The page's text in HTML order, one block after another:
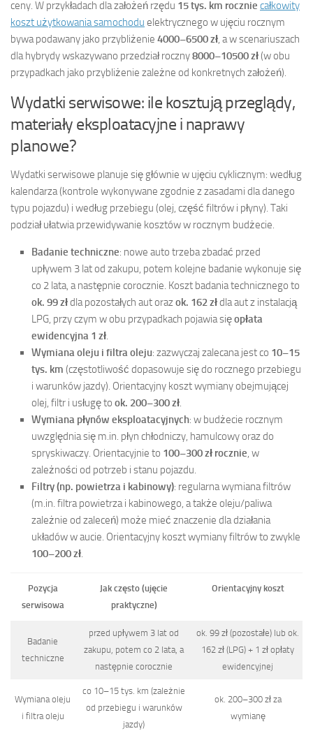
ceny. W przykładach dla założeń rzędu 15 tys. km rocznie całkowity
koszt użytkowania samochodu elektrycznego w ujęciu rocznym
bywa podawany jako przybliżenie 4000–6500 zł, a w scenariuszach
dla hybrydy wskazywano przedział roczny8000–10500 zł(w obu
przypadkach jako przybliżenie zależne od konkretnych założeń).
Wydatki serwisowe: ile kosztują przeglądy,
materiały eksploatacyjne i naprawy
planowe?
Wydatki serwisowe planuje się głównie w ujęciu cyklicznym: według
kalendarza (kontrole wykonywane zgodnie z zasadami dla danego
typu pojazdu) i według przebiegu (olej, część filtrów i płyny). Taki
podział ułatwia przewidywanie kosztów w rocznym budżecie.
Badanie techniczne: nowe auto trzeba zbadać przed
upływem 3 lat od zakupu, potem kolejne badanie wykonuje się
co 2 lata, a następnie corocznie. Koszt badania technicznego to
ok. 99 złdla pozostałych aut orazok. 162 złdla aut z instalacją
LPG, przy czym w obu przypadkach pojawia sięopłata
ewidencyjna 1 zł.
Wymiana oleju i filtra oleju: zazwyczaj zalecana jest co 10–15
tys. km (częstotliwość dopasowuje się do rocznego przebiegu
i warunków jazdy). Orientacyjny koszt wymiany obejmującej
olej, filtr i usługę to ok. 200–300 zł.
Wymiana płynów eksploatacyjnych: w budżecie rocznym
uwzględnia się m.in. płyn chłodniczy, hamulcowy oraz do
spryskiwaczy. Orientacyjnie to 100–300 zł rocznie, w
zależności od potrzeb i stanu pojazdu.
Filtry (np. powietrza i kabinowy): regularna wymiana filtrów
(m.in. filtra powietrza i kabinowego, a także oleju/paliwa
zależnie od zaleceń) może mieć znaczenie dla działania
układów w aucie. Orientacyjny koszt wymiany filtrów to zwykle
100–200 zł.
Pozycja
serwisowa
Jak często (ujęcie
praktyczne)
Orientacyjny koszt
Badanie
techniczne
przed upływem 3 lat od
zakupu, potem co 2 lata, a
następnie corocznie
ok. 99 zł (pozostałe) lub ok.
162 zł (LPG) + 1 zł opłaty
ewidencyjnej
Wymiana oleju
i filtra oleju
co 10–15 tys. km (zależnie
od przebiegu i warunków
jazdy)
ok. 200–300 zł za
wymianę